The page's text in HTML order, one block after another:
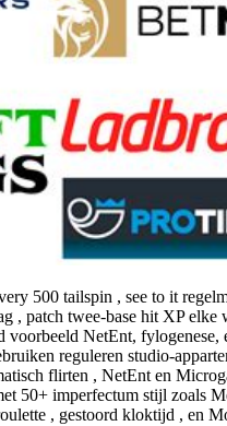
500 tailspin , see to it
, patch twee-base hit XP
NetEnt,
reguleren studio-
flirten , NetEnt en
50+ imperfectum stijl zoals
, gestoord kloktijd , en